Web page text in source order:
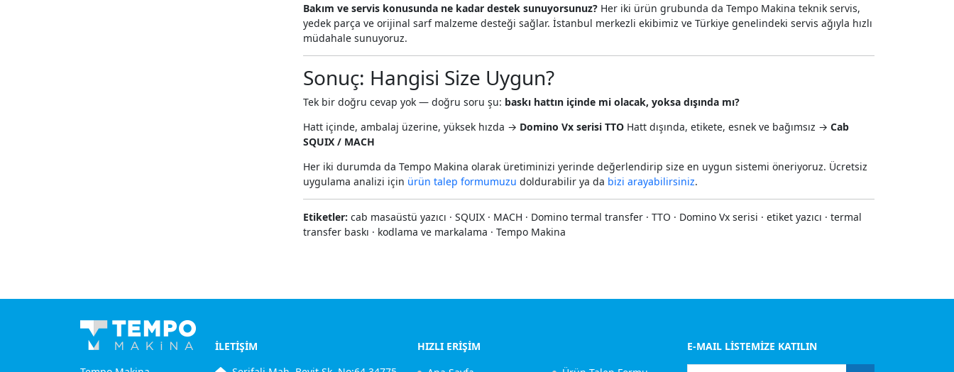
Bakım ve servis konusunda ne kadar destek sunuyorsunuz? Her iki ürün grubunda da Tempo Makina teknik servis,
yedek parça ve orijinal sarf malzeme desteği sağlar. İstanbul merkezli ekibimiz ve Türkiye genelindeki servis ağıyla hızlı
müdahale sunuyoruz.
Sonuç: Hangisi Size Uygun?
Tek bir doğru cevap yok — doğru soru şu: baskı hattın içinde mi olacak, yoksa dışında mı?
Hatt içinde, ambalaj üzerine, yüksek hızda → Domino Vx serisi TTO Hatt dışında, etikete, esnek ve bağımsız → Cab
SQUIX / MACH
Her iki durumda da Tempo Makina olarak üretiminizi yerinde değerlendirip size en uygun sistemi öneriyoruz. Ücretsiz
uygulama analizi için ürün talep formumuzu doldurabilir ya da bizi arayabilirsiniz.
Etiketler: cab masaüstü yazıcı · SQUIX · MACH · Domino termal transfer · TTO · Domino Vx serisi · etiket yazıcı · termal
transfer baskı · kodlama ve markalama · Tempo Makina
İLETİŞİM
HIZLI ERİŞİM
E-MAIL LİSTEMİZE KATILIN